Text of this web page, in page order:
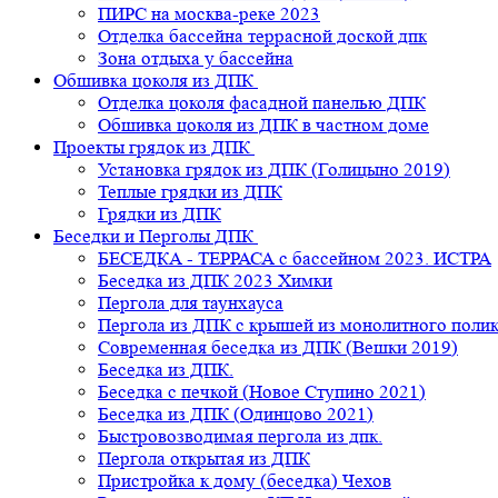
ПИРС на москва-реке 2023
Отделка бассейна террасной доской дпк
Зона отдыха у бассейна
Обшивка цоколя из ДПК
Отделка цоколя фасадной панелью ДПК
Обшивка цоколя из ДПК в частном доме
Проекты грядок из ДПК
Установка грядок из ДПК (Голицыно 2019)
Теплые грядки из ДПК
Грядки из ДПК
Беседки и Перголы ДПК
БЕСЕДКА - ТЕРРАСА с бассейном 2023. ИСТРА
Беседка из ДПК 2023 Химки
Пергола для таунхауса
Пергола из ДПК с крышей из монолитного
Современная беседка из ДПК (Вешки 2019)
Беседка из ДПК.
Беседка с печкой (Новое Ступино 2021)
Беседка из ДПК (Одинцово 2021)
Быстровозводимая пергола из дпк.
Пергола открытая из ДПК
Пристройка к дому (беседка) Чехов